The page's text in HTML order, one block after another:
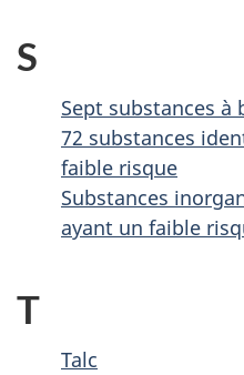
S
Sept substances à
72 substances
faible risque
Substances
ayant un faible
T
Talc